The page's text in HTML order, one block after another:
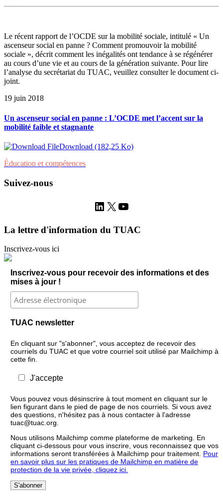
Email
Le récent rapport de l’OCDE sur la mobilité sociale, intitulé « Un
ascenseur social en panne ? Comment promouvoir la mobilité
sociale », décrit comment les inégalités ont tendance à se régénérer
au cours d’une vie et au cours de la génération suivante. Pour lire
l’analyse du secrétariat du TUAC, veuillez consulter le document ci-
joint.
19 juin 2018
Un ascenseur social en panne : L’OCDE met l’accent sur la
mobilité faible et stagnante
Download (182,25 Ko)
Éducation et compétences
Suivez-nous
LinkedIn
X YouTube
La lettre d'information du TUAC
Inscrivez-vous ici
Inscrivez-vous pour recevoir des informations et des
mises à jour !
TUAC newsletter
En cliquant sur "s'abonner", vous acceptez de recevoir des
courriels du TUAC et que votre courriel soit utilisé par Mailchimp à
cette fin.
J'accepte
Vous pouvez vous désinscrire à tout moment en cliquant sur le
lien figurant dans le pied de page de nos courriels. Si vous avez
des questions, n'hésitez pas à nous contacter à l'adresse
tuac@tuac.org.
Nous utilisons Mailchimp comme plateforme de marketing. En
cliquant ci-dessous pour vous inscrire, vous reconnaissez que vos
informations seront transférées à Mailchimp pour traitement. Pour
en savoir plus sur les pratiques de Mailchimp en matière de
protection de la vie privée, cliquez ici.